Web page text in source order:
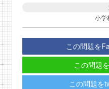
小学
この問題を
この問題
この問題を